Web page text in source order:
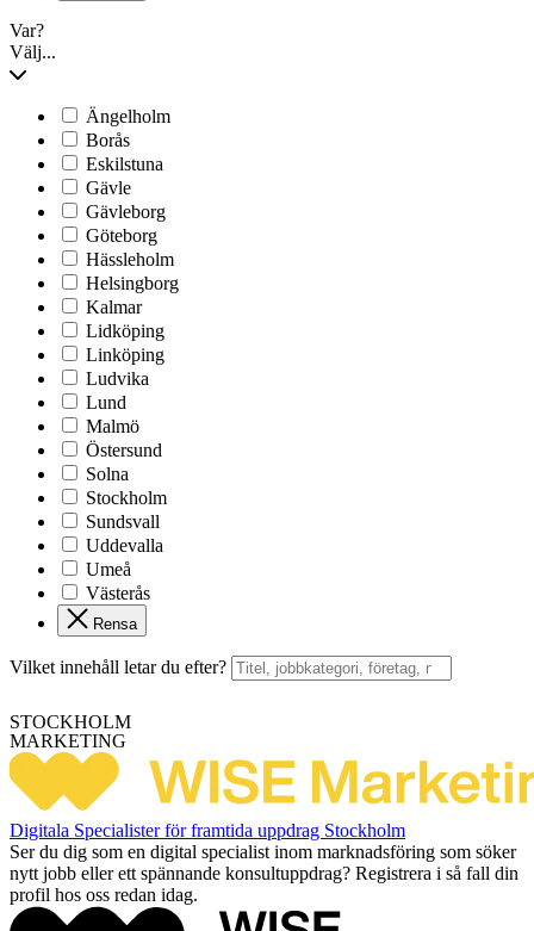
Var?
Välj...
Ängelholm
Borås
Eskilstuna
Gävle
Gävleborg
Göteborg
Hässleholm
Helsingborg
Kalmar
Lidköping
Linköping
Ludvika
Lund
Malmö
Östersund
Solna
Stockholm
Sundsvall
Uddevalla
Umeå
Västerås
Rensa
Vilket innehåll letar du efter?
STOCKHOLM
MARKETING
Digitala Specialister för framtida uppdrag Stockholm
Ser du dig som en digital specialist inom marknadsföring som söker
nytt jobb eller ett spännande konsultuppdrag? Registrera i så fall din
profil hos oss redan idag.